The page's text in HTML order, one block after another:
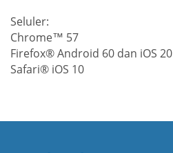
Seluler:
Chrome™ 57
Firefox® Android 60 dan iOS 20
Safari® iOS 10